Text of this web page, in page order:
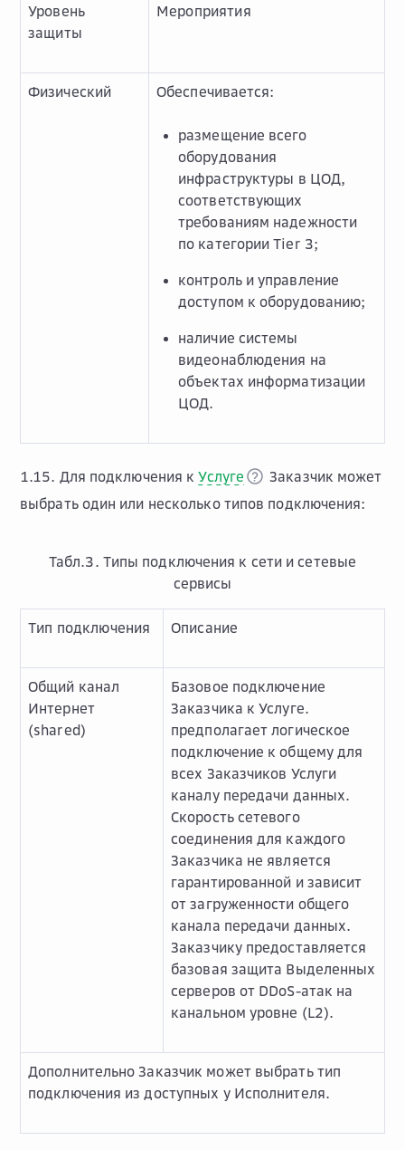
Уровень
защиты
Мероприятия
Физический Обеспечивается:
размещение всего
оборудования
инфраструктуры в ЦОД,
соответствующих
требованиям надежности
по категории Tier 3;
контроль и управление
доступом к оборудованию;
наличие системы
видеонаблюдения на
объектах информатизации
ЦОД.
1.15. Для подключения кУслуге
Заказчик может
выбрать один или несколько типов подключения:
Табл.3. Типы подключения к сети и сетевые
сервисы
Тип подключения Описание
Общий канал
Интернет
(shared)
Базовое подключение
Заказчика к Услуге.
предполагает логическое
подключение к общему для
всех Заказчиков Услуги
каналу передачи данных.
Скорость сетевого
соединения для каждого
Заказчика не является
гарантированной и зависит
от загруженности общего
канала передачи данных.
Заказчику предоставляется
базовая защита Выделенных
серверов от DDoS-атак на
канальном уровне (L2).
Дополнительно Заказчик может выбрать тип
подключения из доступных у Исполнителя.